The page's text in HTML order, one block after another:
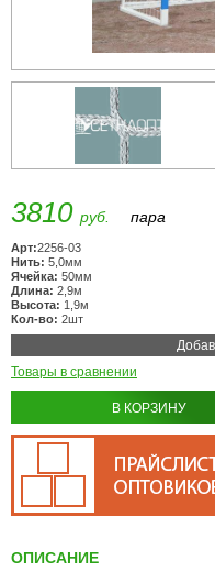
3810 руб. пара
Арт:2256-03
Нить: 5,0мм
Ячейка: 50мм
Длина: 2,9м
Высота: 1,9м
Кол-во: 2шт
Товары в сравнении
В КОРЗИНУ
ОПИСАНИЕ